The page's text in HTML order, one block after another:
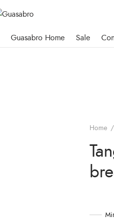
Guasabro Home Sale
Home /